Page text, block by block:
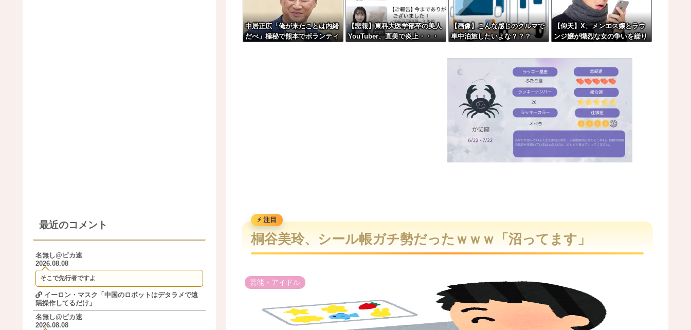
【動画】タイのティパンコーン王子が日本人女性とデートか？
ハンターハンターにわか「何でも切れる刀は具現化できない(ﾆﾁｯ」←これ
日産e-power、無給油で1980km走行しギネス記録を達成！→山頂から下ってるだけでした…
【悲報】パパ活疑惑のおじさん、待ち合わせに写真と違う女が来たので逃げようとするも眼鏡を奪われ可哀想なことに...
【悲報】へずまりゅう（35）ボランティアのため熊本に行くも体調不良で病院に行く
イーロン・マスク「中国のロボットはデタラメで遠隔操作してるだけ」
中居正広「俺が来たことは内緒
だべ」極秘で熊本でボランティ
【悲報】東科大医学部卒の美人
YouTuber、直美で炎上・・・
【画像】こんな感じのクルマで
車中泊旅したいよな？？？
【仰天】X、メンエス嬢とラウ
ンジ嬢が熾烈な女の争いを繰り
w w w w w w
桐谷美玲、シール帳ガチ勢だったｗｗｗ「沼ってます」
芸能・アイドル
最近のコメント
名無し@ピカ速
2026.08.08
そこで先行者ですよ
イーロン・マスク「中国のロボットはデタラメで遠
隔操作してるだけ」
名無し@ピカ速
2026.08.08